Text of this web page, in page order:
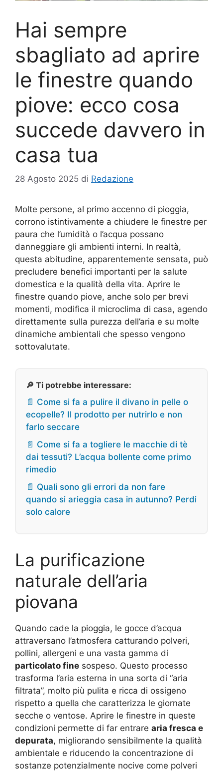
Hai sempre
sbagliato ad aprire
le finestre quando
piove: ecco cosa
succede davvero in
casa tua
28 Agosto 2025 di Redazione
Molte persone, al primo accenno di pioggia,
corrono istintivamente a chiudere le finestre per
paura che l’umidità o l’acqua possano
danneggiare gli ambienti interni. In realtà,
questa abitudine, apparentemente sensata, può
precludere benefici importanti per la salute
domestica e la qualità della vita. Aprire le
finestre quando piove, anche solo per brevi
momenti, modifica il microclima di casa, agendo
direttamente sulla purezza dell’aria e su molte
dinamiche ambientali che spesso vengono
sottovalutate.
🔎 Ti potrebbe interessare:
📄 Come si fa a pulire il divano in pelle o
ecopelle? Il prodotto per nutrirlo e non
farlo seccare
📄 Come si fa a togliere le macchie di tè
dai tessuti? L’acqua bollente come primo
rimedio
📄 Quali sono gli errori da non fare
quando si arieggia casa in autunno? Perdi
solo calore
La purificazione
naturale dell’aria
piovana
Quando cade la pioggia, le gocce d’acqua
attraversano l’atmosfera catturando polveri,
pollini, allergeni e una vasta gamma di
particolato fine sospeso. Questo processo
trasforma l’aria esterna in una sorta di “aria
filtrata”, molto più pulita e ricca di ossigeno
rispetto a quella che caratterizza le giornate
secche o ventose. Aprire le finestre in queste
condizioni permette di far entrare aria fresca e
depurata, migliorando sensibilmente la qualità
ambientale e riducendo la concentrazione di
sostanze potenzialmente nocive come polveri